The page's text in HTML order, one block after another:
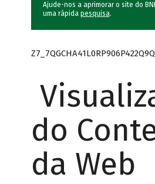
Ajude-nos a aprimorar o site do
uma rápida pesquisa.
do
da Web